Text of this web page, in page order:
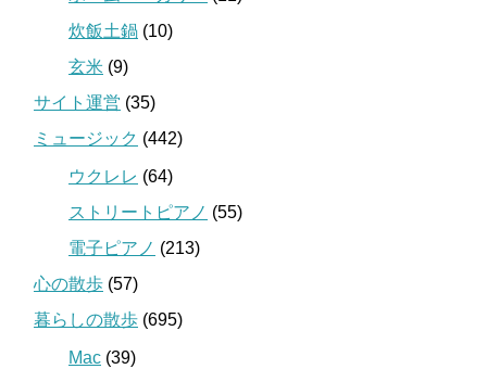
炊飯土鍋 (10)
玄米 (9)
サイト運営 (35)
ミュージック (442)
ウクレレ (64)
ストリートピアノ (55)
電子ピアノ (213)
心の散歩 (57)
暮らしの散歩 (695)
Mac (39)